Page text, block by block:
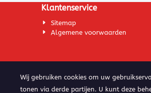
Klantenservice
Sitemap
Algemene voorwaarden
Wij gebruiken cookies om uw
tonen via derde partijen. U kunt deze